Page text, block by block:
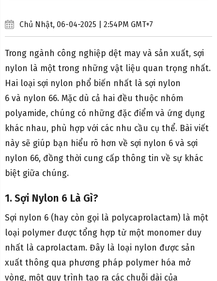
Chủ Nhật, 06-04-2025 | 2:54PM GMT+7
Trong ngành công nghiệp dệt may và sản xuất, sợi
nylon là một trong những vật liệu quan trọng nhất.
Hai loại sợi nylon phổ biến nhất là sợi nylon
6 và nylon 66. Mặc dù cả hai đều thuộc nhóm
polyamide, chúng có những đặc điểm và ứng dụng
khác nhau, phù hợp với các nhu cầu cụ thể. Bài viết
này sẽ giúp bạn hiểu rõ hơn về sợi nylon 6 và sợi
nylon 66, đồng thời cung cấp thông tin về sự khác
biệt giữa chúng.
1. Sợi Nylon 6 Là Gì?
Sợi nylon 6 (hay còn gọi là polycaprolactam) là một
loại polymer được tổng hợp từ một monomer duy
nhất là caprolactam. Đây là loại nylon được sản
xuất thông qua phương pháp polymer hóa mở
vòng, một quy trình tạo ra các chuỗi dài của